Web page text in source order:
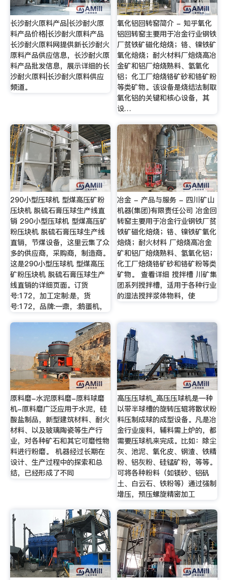
长沙耐火原料产品|长沙耐火原
料产品价格|长沙耐火原料产品
长沙耐火原料网提供新长沙耐火
原料产品供应信息，长沙耐火原
料产品批发信息，展示详细的长
沙耐火原料|长沙耐火原料供应
频道。
氧化铝回转窑简介 - 知乎氧化
铝回转窑主要用于冶金行业钢铁
厂贫铁矿磁化焙烧；铬、镍铁矿
氧化焙烧；耐火材料厂焙烧高冶
金矿和铝厂焙烧熟料、氢氧化
铝；化工厂焙烧铬矿砂和铬矿粉
等类矿物。该设备是烧结法制取
氧化铝的关键和核心设备，其
设…
290小型压球机 型煤高压矿粉
压块机 脱硫石膏压球生产线直
销 290小型压球机 型煤高压矿
粉压块机 脱硫石膏压球生产线
直销，节煤设备，这里云集了众
多的供应商，采购商，制造商。
这是290小型压球机 型煤高压
矿粉压块机 脱硫石膏压球生产
线直销的详细页面。订货
号:172，加工定制:是，货
号:172，品牌:一鼎，:鹅蛋机，
冶金 - 产品与服务 - 四川矿山
机器(集团)有限责任公司 冶金回
转窑主要用于冶金行业钢铁厂贫
铁矿磁化焙烧；铬、镍铁矿氧化
焙烧；耐火材料 厂焙烧高冶金
矿和铝厂焙烧熟料、氢氧化铝；
化工厂焙烧铬矿砂和铬矿粉等类
矿物。 查看详细 搅拌槽 川矿集
团系列搅拌槽，适用于各种行业
的湿法搅拌浆体物料，使
原料磨-水泥原料磨-原料球磨
机-原料磨广泛应用于水泥，硅
酸盐制品，新型建筑材料、耐火
材料、以及玻璃陶瓷等生产行
业，对各种矿石和其它可磨性物
料进行粉磨。 机器经过长期在
设计、生产过程中的探索和总
结，已经形成了不同
高压压球机_高压压球机是一种
以带半球槽的旋转压辊将散状粉
料压制成球的成型设备。凡是冶
金行业废料，辅料需上炉的，都
需要压球机来完成。比如：除尘
灰、池泥、氧化皮、钢渣、铁精
粉、铝灰粉、硅锰矿粉，等等。
可将各种粉料（如镁砂、铝矾
土、白云石、铁粉等）通过强制
增压，预压螺旋精密加工